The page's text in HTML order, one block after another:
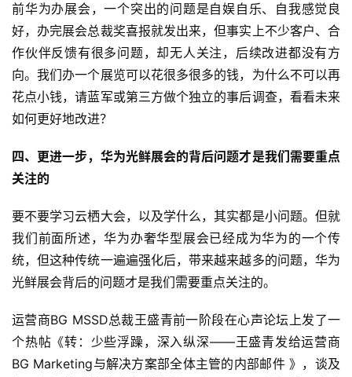
标
杆
洞
察
标
内
训
前华为办展会，一个突出的问题是自娱自乐、自我感觉良
好，办完展会总裁奖喜报就发出来，但事实上不少客户、合
作伙伴反馈有很多问题，却无人关注，后续改进都没有方
向。我们办一个展览可以花很多很多的钱，为什么不可以再
花点小钱，请蓝军或第三方做个独立的事后调查，看看未来
如何更好地改进？
四、更进一步，华为光鲜展会的背后问题才是我们需要重点
关注的
要不要学习云栖大会，以及学什么，其实都是小问题。但就
我们前面所述，华为办奢华型展会已经成为华为的一个传
统，但这种传统一遍遍强化后，带来越来越多的问题，华为
光鲜展会背后的问题才是我们需要重点关注的。
运营商BG MSSD总裁王盛青前一阶段在心声论坛上发了一
个热帖《转：少些浮躁，深入纵深——王盛青发给运营商
BG Marketing与解决方案部全体主管的内部邮件 》，谈及